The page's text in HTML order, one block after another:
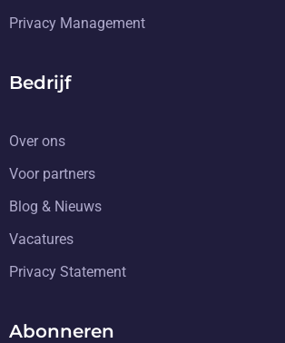
Privacy Management
Bedrijf
Over ons
Voor partners
Blog & Nieuws
Vacatures
Privacy Statement
Abonneren